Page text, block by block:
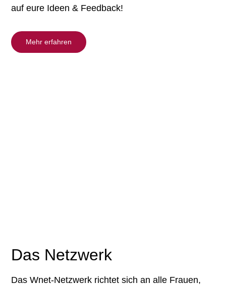
auf eure Ideen & Feedback!
Mehr erfahren
Das Netzwerk
Das Wnet-Netzwerk richtet sich an alle Frauen,